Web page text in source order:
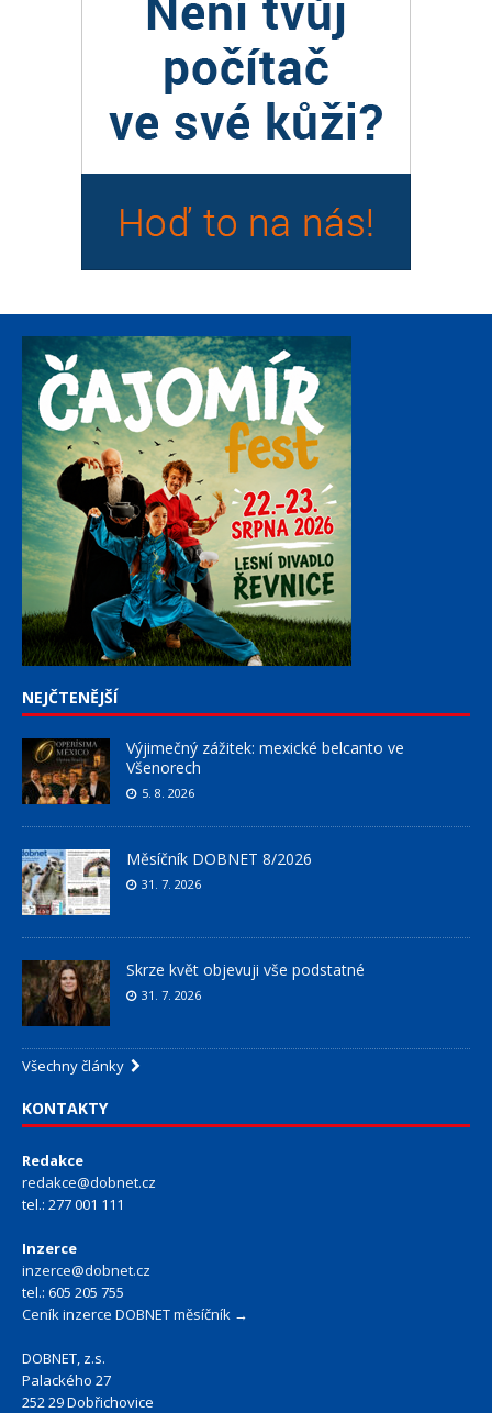
NEJČTENĚJŠÍ
Výjimečný zážitek: mexické belcanto ve
Všenorech
5. 8. 2026
Měsíčník DOBNET 8/2026
31. 7. 2026
Skrze květ objevuji vše podstatné
31. 7. 2026
Všechny články
KONTAKTY
Redakce
redakce@dobnet.cz
tel.: 277 001 111
Inzerce
inzerce@dobnet.cz
tel.: 605 205 755
Ceník inzerce DOBNET měsíčník →
DOBNET, z.s.
Palackého 27
252 29 Dobřichovice